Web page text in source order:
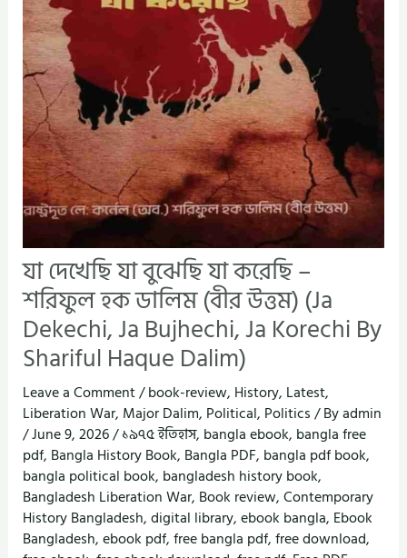
যা দেখেছি যা বুঝেছি যা করেছি –
শরিফুল হক ডালিম (বীর উত্তম) (Ja
Dekechi, Ja Bujhechi, Ja Korechi By
Shariful Haque Dalim)
Leave a Comment/book-review, History, Latest,
Liberation War, Major Dalim, Political, Politics/ Byadmin
/June 9, 2026/১৯৭৫ ইতিহাস, bangla ebook, bangla free
pdf, Bangla History Book, Bangla PDF, bangla pdf book,
bangla political book, bangladesh history book,
Bangladesh Liberation War, Book review,Contemporary
History Bangladesh,digital library,ebook bangla, Ebook
Bangladesh,ebook pdf,free bangla pdf,free download,